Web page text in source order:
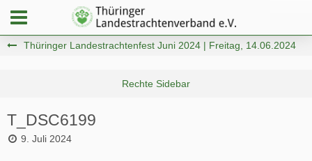
Thüringer Landestrachtenfest Juni 2024 | Freitag, 14.06.2024
T_DSC6199
9. Juli 2024